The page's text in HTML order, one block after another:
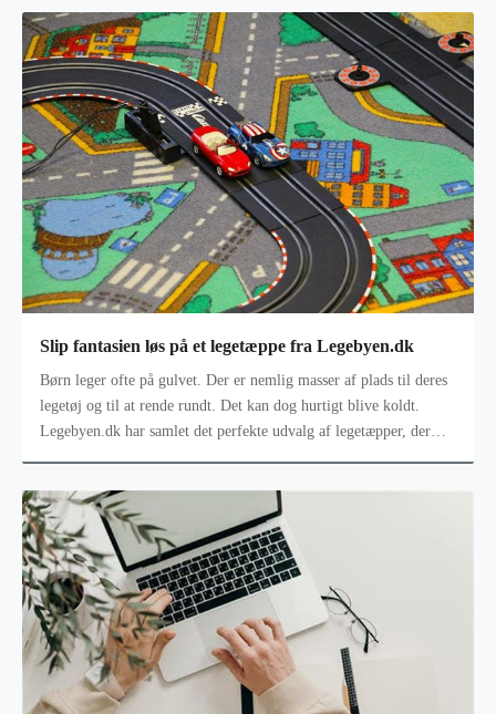
Slip fantasien løs på et legetæppe fra Legebyen.dk
Børn leger ofte på gulvet. Der er nemlig masser af plads til deres
legetøj og til at rende rundt. Det kan dog hurtigt blive koldt.
Legebyen.dk har samlet det perfekte udvalg af legetæpper, der